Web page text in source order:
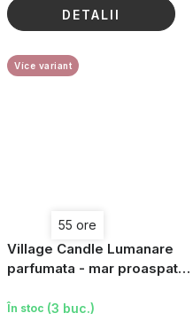
DETALII
Village Candle Lumanare
parfumata - mar proaspat -
Více variant
55 ore
În stoc (3 buc.)